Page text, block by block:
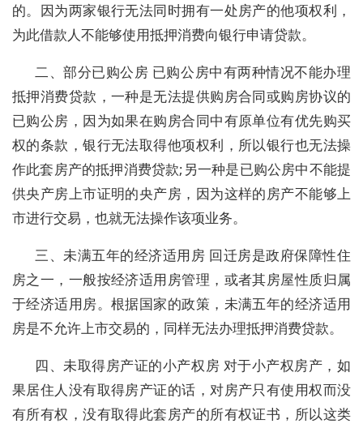
的。因为两家银行无法同时拥有一处房产的他项权利，
为此借款人不能够使用抵押消费向银行申请贷款。
二、部分已购公房 已购公房中有两种情况不能办理
抵押消费贷款，一种是无法提供购房合同或购房协议的
已购公房，因为如果在购房合同中有原单位有优先购买
权的条款，银行无法取得他项权利，所以银行也无法操
作此套房产的抵押消费贷款;另一种是已购公房中不能提
供央产房上市证明的央产房，因为这样的房产不能够上
市进行交易，也就无法操作该项业务。
三、未满五年的经济适用房 回迁房是政府保障性住
房之一，一般按经济适用房管理，或者其房屋性质归属
于经济适用房。根据国家的政策，未满五年的经济适用
房是不允许上市交易的，同样无法办理抵押消费贷款。
四、未取得房产证的小产权房 对于小产权房产，如
果居住人没有取得房产证的话，对房产只有使用权而没
有所有权，没有取得此套房产的所有权证书，所以这类